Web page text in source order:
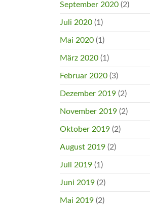
September 2020 (2)
Juli 2020 (1)
Mai 2020 (1)
März 2020 (1)
Februar 2020 (3)
Dezember 2019 (2)
November 2019 (2)
Oktober 2019 (2)
August 2019 (2)
Juli 2019 (1)
Juni 2019 (2)
Mai 2019 (2)